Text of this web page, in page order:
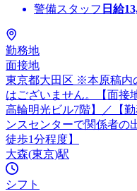
警備スタッフ 日給
勤務地
面接地
東京都大田区 ※本原稿内
はございません。【面接
高輪明光ビル7階】／【
ンスセンターで関係者
徒歩1分程度】
大森(東京)駅
シフト